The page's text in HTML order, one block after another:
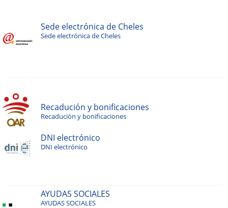
Sede electrónica de Cheles
Sede electrónica de Cheles
Recadución y bonificaciones
Recadución y bonificaciones
DNI electrónico
DNI electrónico
AYUDAS SOCIALES
AYUDAS SOCIALES